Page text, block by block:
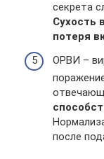
секрета
Сухость
потеря
ОРВИ –
после